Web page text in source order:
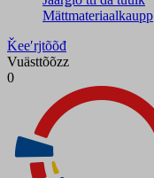
Mättmateriaalkaupp
Ǩeeʹrjtõõđ
Vuästtõõzz
0